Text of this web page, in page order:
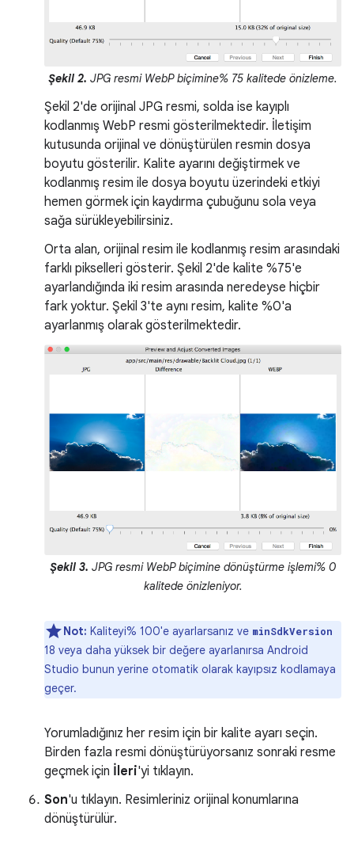
Şekil 2. JPG resmi WebP biçimine% 75 kalitede önizleme.
Şekil 2'de orijinal JPG resmi, solda ise kayıplı
kodlanmış WebP resmi gösterilmektedir. İletişim
kutusunda orijinal ve dönüştürülen resmin dosya
boyutu gösterilir. Kalite ayarını değiştirmek ve
kodlanmış resim ile dosya boyutu üzerindeki etkiyi
hemen görmek için kaydırma çubuğunu sola veya
sağa sürükleyebilirsiniz.
Orta alan, orijinal resim ile kodlanmış resim arasındaki
farklı pikselleri gösterir. Şekil 2'de kalite %75'e
ayarlandığında iki resim arasında neredeyse hiçbir
fark yoktur. Şekil 3'te aynı resim, kalite %0'a
ayarlanmış olarak gösterilmektedir.
Şekil 3. JPG resmi WebP biçimine dönüştürme işlemi% 0
kalitede önizleniyor.
Not: Kaliteyi% 100'e ayarlarsanız ve minSdkVersion
18 veya daha yüksek bir değere ayarlanırsa Android
Studio bunun yerine otomatik olarak kayıpsız kodlamaya
geçer.
Yorumladığınız her resim için bir kalite ayarı seçin.
Birden fazla resmi dönüştürüyorsanız sonraki resme
geçmek için İleri'yi tıklayın.
Son'u tıklayın. Resimleriniz orijinal konumlarına
dönüştürülür.